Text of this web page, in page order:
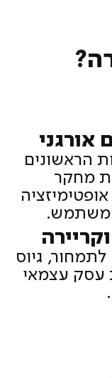
הראשונים
מחקר
משתמש.
גיוס
עסק עצמאי